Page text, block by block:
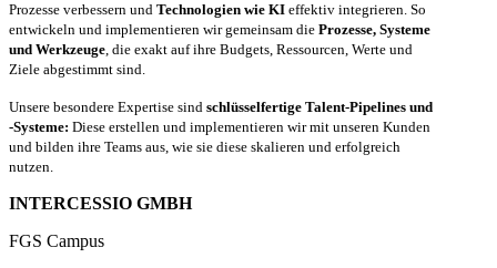
Prozesse verbessern und Technologien wie KI effektiv integrieren. So
entwickeln und implementieren wir gemeinsam die Prozesse, Systeme
und Werkzeuge, die exakt auf ihre Budgets, Ressourcen, Werte und
Ziele abgestimmt sind.
Unsere besondere Expertise sind schlüsselfertige Talent-Pipelines und
-Systeme: Diese erstellen und implementieren wir mit unseren Kunden
und bilden ihre Teams aus, wie sie diese skalieren und erfolgreich
nutzen.
INTERCESSIO GMBH
FGS Campus